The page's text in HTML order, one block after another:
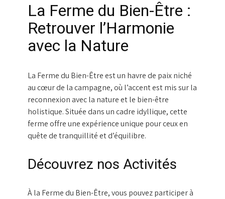
La Ferme du Bien-Être :
Retrouver l’Harmonie
avec la Nature
La Ferme du Bien-Être est un havre de paix niché
au cœur de la campagne, où l’accent est mis sur la
reconnexion avec la nature et le bien-être
holistique. Située dans un cadre idyllique, cette
ferme offre une expérience unique pour ceux en
quête de tranquillité et d’équilibre.
Découvrez nos Activités
À la Ferme du Bien-Être, vous pouvez participer à